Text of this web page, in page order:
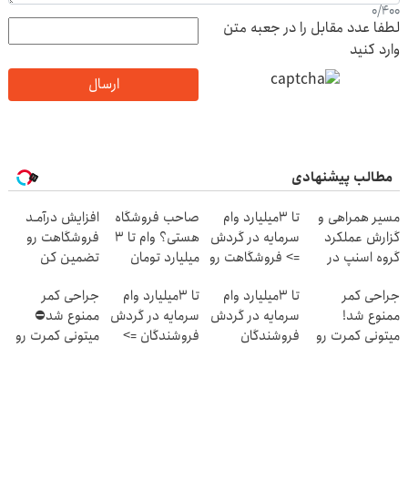
0/400
لطفا عدد مقابل را در جعبه متن
وارد کنید
ارسال
مطالب پیشنهادی
مسیر همراهی و
گزارش عملکرد
گروه اسنپ در
تا 3میلیارد وام
سرمایه در گردش
=> فروشگاهت رو
صاحب فروشگاه
هستی؟ وام تا ۳
میلیارد تومان
افزایش درآمـد
فروشگاهت رو
تضمین کن
جراحی کمر
ممنوع شد!
میتونی کمرت رو
تا 3میلیارد وام
سرمایه در گردش
فروشندگان
تا 3میلیارد وام
سرمایه در گردش
فروشندگان =>
جراحی کمر
ممنوع شد⛔
میتونی کمرت رو